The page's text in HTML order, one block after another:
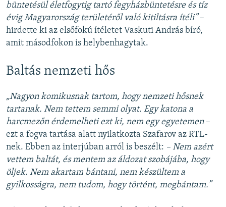
büntetésül életfogytig tartó fegyházbüntetésre és tíz
évig Magyarország területéről való kitiltásra ítéli”–
hirdette ki az elsőfokú ítéletet Vaskuti András bíró,
amit másodfokon is helybenhagytak.
Baltás nemzeti hős
„Nagyon komikusnak tartom, hogy nemzeti hősnek
tartanak. Nem tettem semmi olyat. Egy katona a
harcmezőn érdemelheti ezt ki, nem egy egyetemen–
ezt a fogva tartása alatt nyilatkozta Szafarov az RTL-
nek. Ebben az interjúban arról is beszélt: – Nem azért
vettem baltát, és mentem az áldozat szobájába, hogy
öljek. Nem akartam bántani, nem készültem a
gyilkosságra, nem tudom, hogy történt, megbántam.”